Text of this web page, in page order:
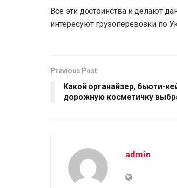
Все эти достоинства и делают
интересуют грузоперевозки по
Previous Post
Какой органайзер, бьюти-
дорожную косметичку
admin